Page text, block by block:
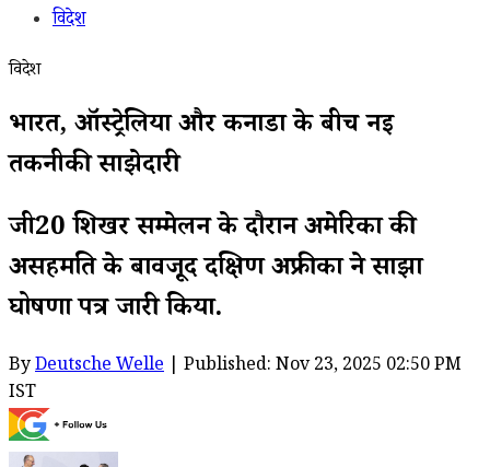
विदेश
विदेश
भारत, ऑस्ट्रेलिया और कनाडा के बीच नई
तकनीकी साझेदारी
जी20 शिखर सम्मेलन के दौरान अमेरिका की
असहमति के बावजूद दक्षिण अफ्रीका ने साझा
घोषणा पत्र जारी किया.
ByDeutsche Welle | Published: Nov 23, 2025 02:50 PM
IST